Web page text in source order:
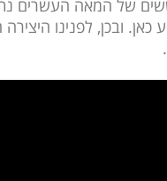
של המאה העשרים
כאן. ובכן, לפנינו
.